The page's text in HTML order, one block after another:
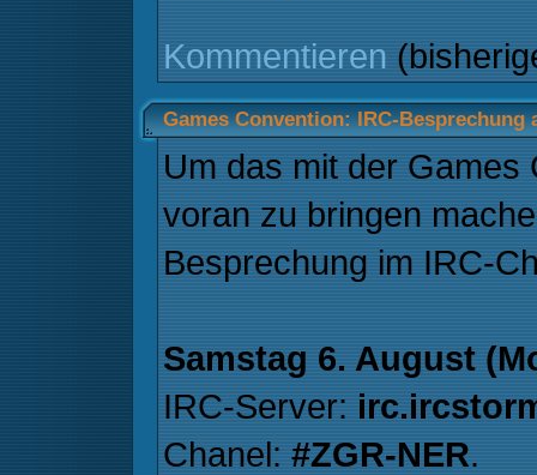
Kommentieren
Games Convention: IRC-Besprechung
Um das mit der Games
voran zu bringen
Besprechung im IRC-
Samstag 6. August
IRC-Server:
Chanel: #ZGR-NER.